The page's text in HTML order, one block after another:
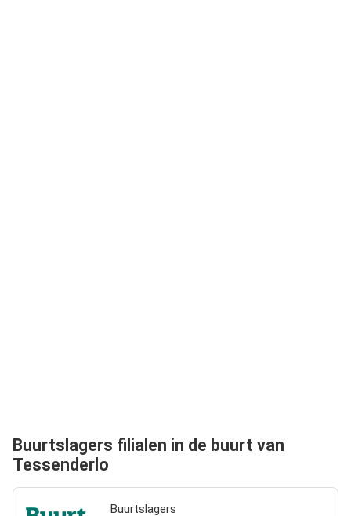
Buurtslagers filialen in de buurt van
Tessenderlo
Buurtslagers